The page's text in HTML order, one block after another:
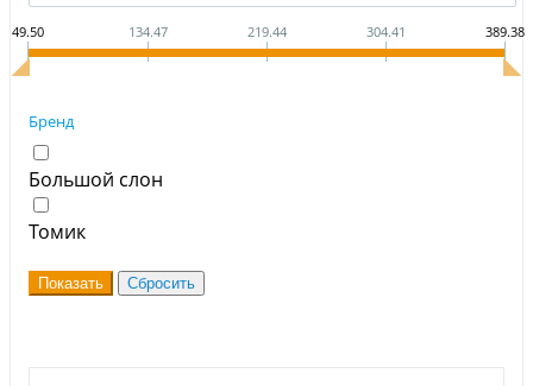
49.50 134.47 219.44 304.41 389.38
Бренд
Большой слон
Томик